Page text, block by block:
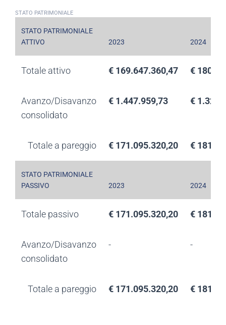
STATO PATRIMONIALE
STATO PATRIMONIALE
ATTIVO
2023 2024
Totale attivo € 169.647.360,47 €
Avanzo/Disavanzo
consolidato
€ 1.447.959,73 €
Totale a pareggio € 171.095.320,20 €
STATO PATRIMONIALE
PASSIVO
2023 2024
Totale passivo € 171.095.320,20 €
Avanzo/Disavanzo
consolidato
- -
Totale a pareggio € 171.095.320,20 €